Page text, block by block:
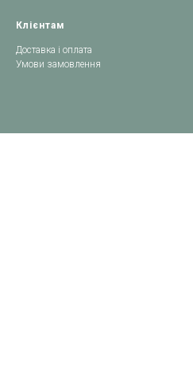
Клієнтам
Доставка і оплата
Умови замовлення